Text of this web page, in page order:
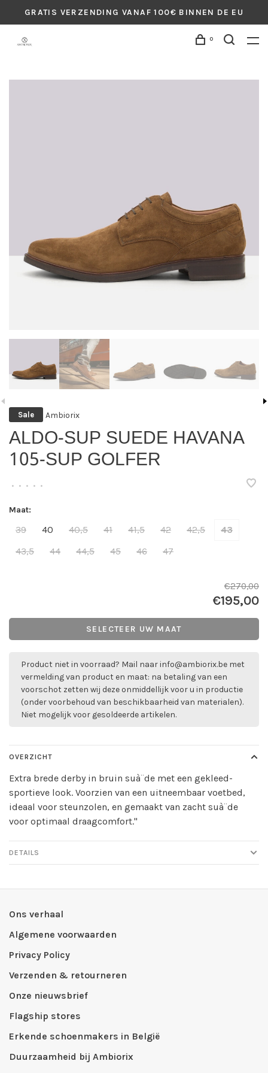
GRATIS VERZENDING VANAF 100€ BINNEN DE EU
0
Sale Ambiorix
ALDO-SUP SUEDE HAVANA
105-SUP GOLFER
• • • • •
Maat:
39 40 40,5 41 41,5 42 42,5
43
43,5
44 44,5 45 46 47
€270,00
€195,00
SELECTEER UW MAAT
Product niet in voorraad? Mail naarinfo@ambiorix.be met
vermelding van product en maat: na betaling van een
voorschot zetten wij deze onmiddellijk voor u in productie
(onder voorbehoud van beschikbaarheid van materialen).
Niet mogelijk voor gesoldeerde artikelen.
OVERZICHT
Extra brede derby in bruin suà¨de met een gekleed-
sportieve look. Voorzien van een uitneembaar voetbed,
ideaal voor steunzolen, en gemaakt van zacht suà¨de
voor optimaal draagcomfort."
DETAILS
Ons verhaal
Algemene voorwaarden
Privacy Policy
Verzenden & retourneren
Onze nieuwsbrief
Flagship stores
Erkende schoenmakers in België
Duurzaamheid bij Ambiorix